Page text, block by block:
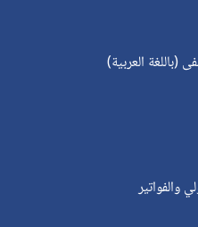
(باللغة العربية)
والفواتير